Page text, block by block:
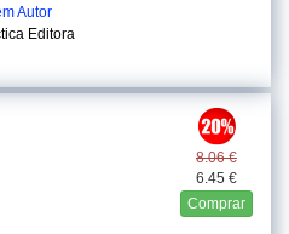
Autor
Editora
8.06 €
6.45 €
Comprar